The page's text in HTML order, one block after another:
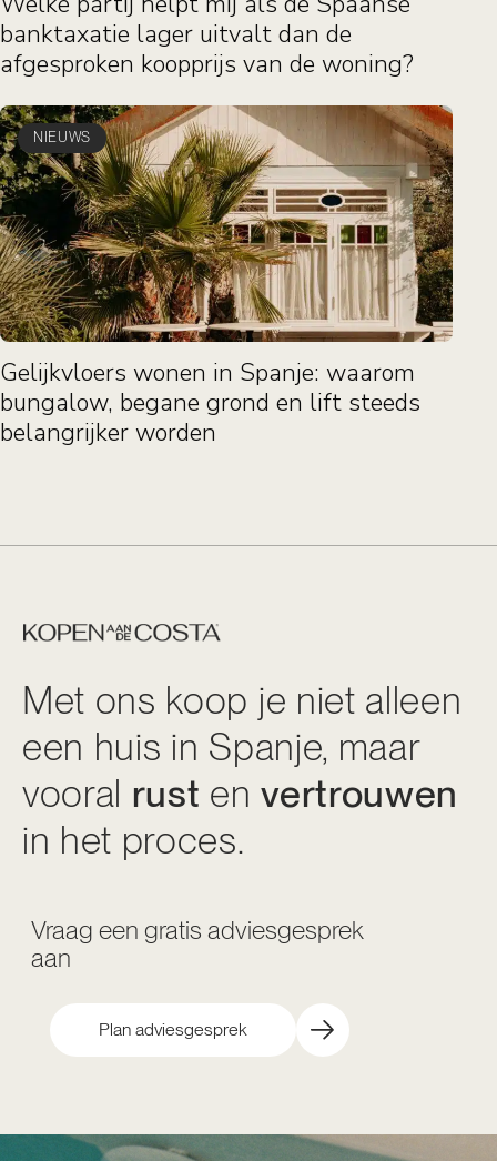
banktaxatie lager uitvalt dan de
afgesproken koopprijs van de woning?
NIEUWS
Gelijkvloers wonen in Spanje: waarom
bungalow, begane grond en lift steeds
belangrijker worden
Met ons koop je niet alleen
een huis in Spanje, maar
vooral rust envertrouwen
in het proces.
Vraag een gratis adviesgesprek
aan
Plan adviesgesprek